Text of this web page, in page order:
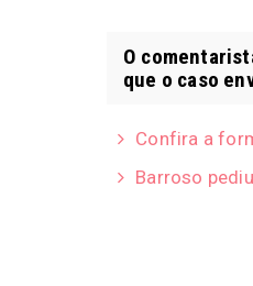
O
que o caso
Confira a
Barroso